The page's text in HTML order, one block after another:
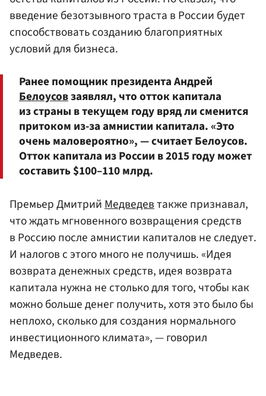
введение безотзывного траста в России будет
способствовать созданию благоприятных
условий для бизнеса.
Ранее помощник президента Андрей
Белоусовзаявлял, что отток капитала
из страны в текущем году вряд ли сменится
притоком из-за амнистии капитала. «Это
очень маловероятно», — считает Белоусов.
Отток капитала из России в 2015 году может
составить $100–110 млрд.
Премьер ДмитрийМедведевтакже признавал,
что ждать мгновенного возвращения средств
в Россию после амнистии капиталов не следует.
И налогов с этого много не получишь. «Идея
возврата денежных средств, идея возврата
капитала нужна не столько для того, чтобы как
можно больше денег получить, хотя это было бы
неплохо, сколько для создания нормального
инвестиционного климата», — говорил
Медведев.